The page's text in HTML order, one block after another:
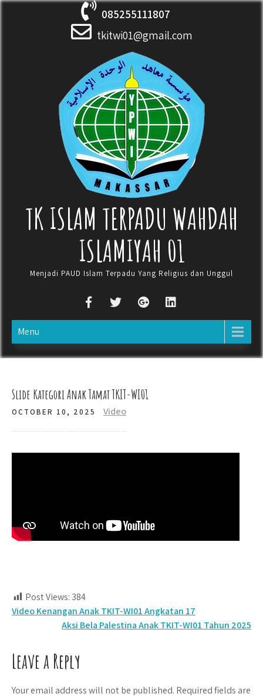
Skip
085255111807
tkitwi01@gmail.com
TK ISLAM TERPADU WAHDAH
ISLAMIYAH 01
Menjadi PAUD Islam Terpadu Yang Religius dan Unggul
Menu
Slide Kategori Anak Tamat TKIT-WI01
OCTOBER 10, 2025 Video
Post Views: 384
Post
navigation
Video Kenangan Anak TKIT-WI01 Angkatan 17
Aksi Bela Palestina Anak TKIT-WI01 Tahun 2025
Leave a Reply
Your email address will not be published. Required fields are